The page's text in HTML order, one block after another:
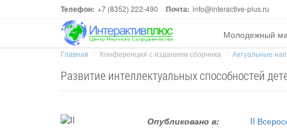
Телефон: +7 (8352) 222-490 Почта: info@interactive-plus.ru
Молодежный
Главная Конференция с изданием сборника Актуальные
Развитие интеллектуальных способностей
Опубликовано в:
II